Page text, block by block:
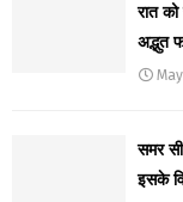
रात
अद्भुत
समर
इसके